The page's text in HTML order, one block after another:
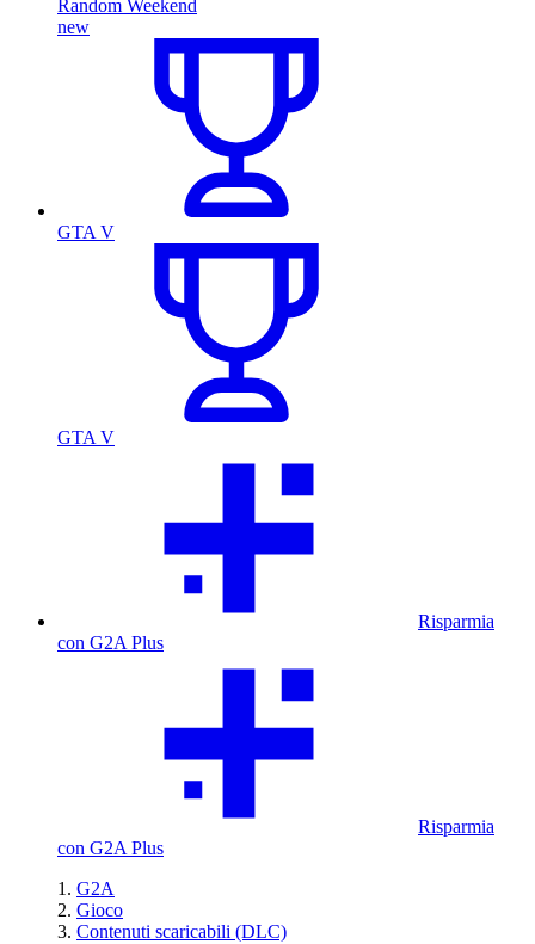
Random Weekend
new
GTA V
GTA V
Risparmia
con G2A Plus
Risparmia
con G2A Plus
G2A
Gioco
Contenuti scaricabili (DLC)